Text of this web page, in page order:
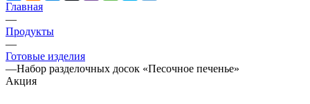
Главная
—
Продукты
—
Готовые изделия
—Набор разделочных досок «Песочное печенье»
Акция